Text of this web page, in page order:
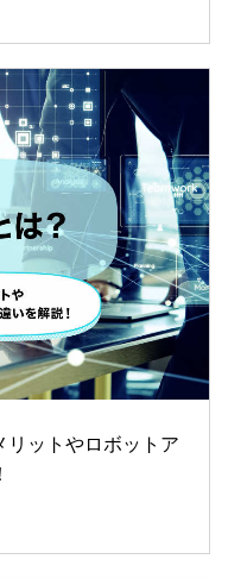
リットやロボットア